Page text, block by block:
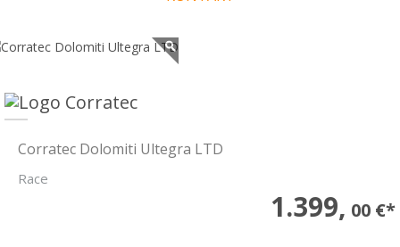
Corratec Dolomiti Ultegra LTD
Race
1.399, 00 €*